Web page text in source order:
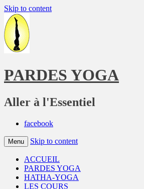
Skip to content
PARDES YOGA
Aller à l'Essentiel
facebook
Menu Skip to content
ACCUEIL
PARDES YOGA
HATHA-YOGA
LES COURS